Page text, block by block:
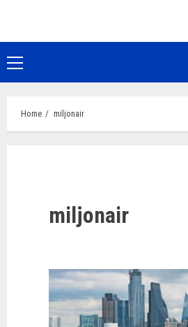
de
inhoudPrimair
menu
Home miljonair
miljonair